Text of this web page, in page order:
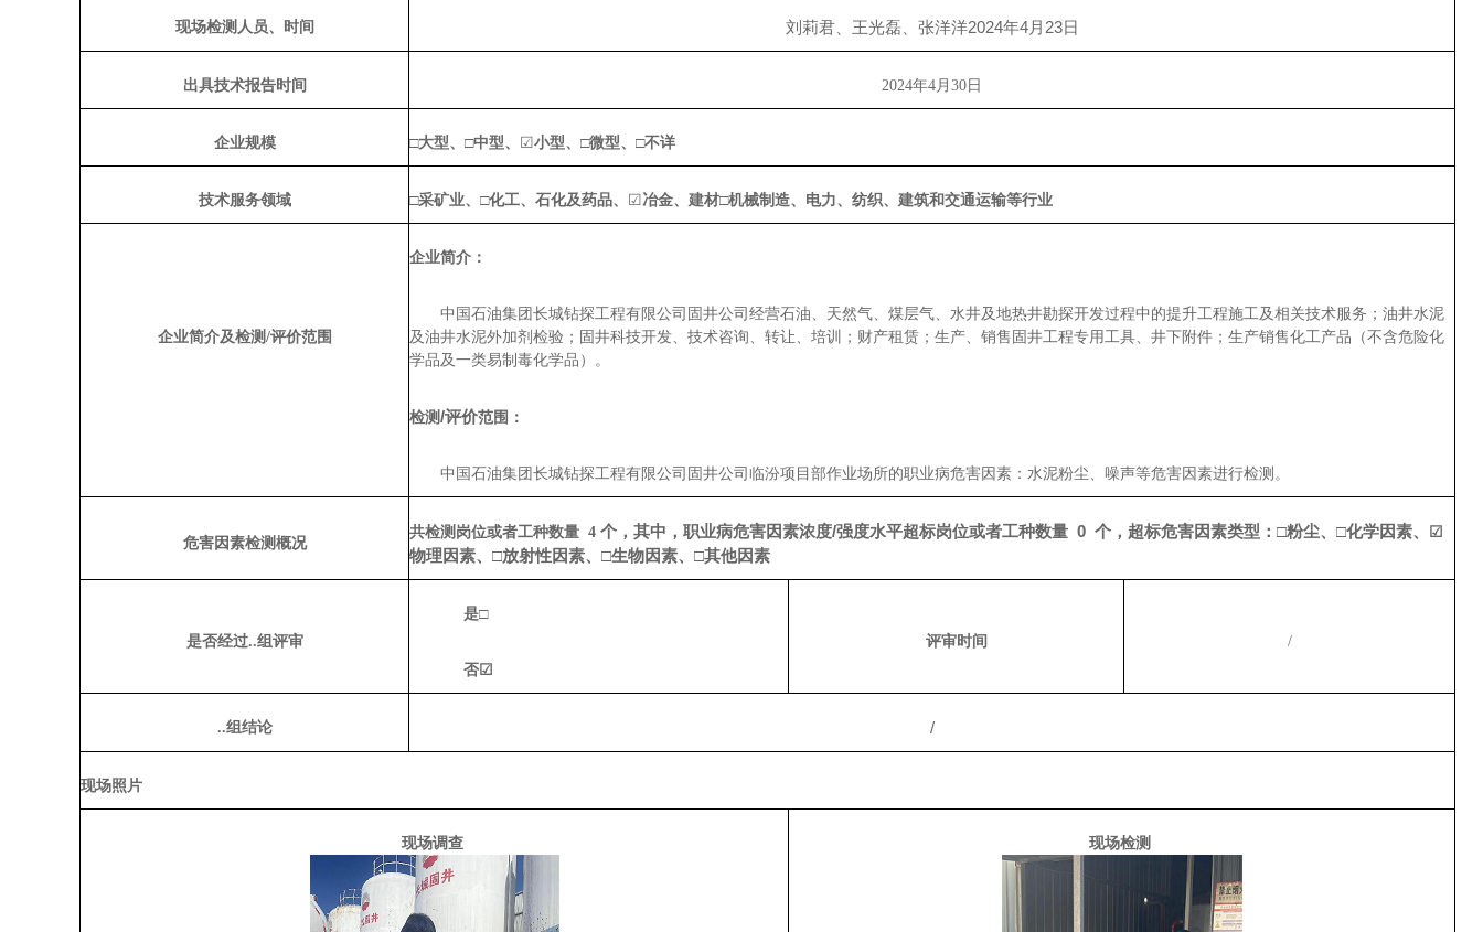
现场检测人员、时间 刘莉君、王光磊、张洋洋2024年4月23日
出具技术报告时间 2024年4月30日
企业规模 □大型、 □中型、 ☑小型、 □微型、 □不详
技术服务领域 □采矿业、 □化工、石化及药品、 ☑冶金、建材□机械制造、电力、纺织、建筑和交通运输等行业
企业简介及检测/评价范围
企业简介：
中国石油集团长城钻探工程有限公司固井公司经营石油、天然气、煤层气、水井及地热井勘探开发过程中的提升工程施工及相关技术服务；油井水泥
及油井水泥外加剂检验；固井科技开发、技术咨询、转让、培训；财产租赁；生产、销售固井工程专用工具、井下附件；生产销售化工产品（不含危险化
学品及一类易制毒化学品） 。
检测/评价范围：
中国石油集团长城钻探工程有限公司固井公司临汾项目部作业场所的职业病危害因素：水泥粉尘、噪声等危害因素进行检测。
危害因素检测概况
共检测岗位或者工种数量 4 个，其中，职业病危害因素浓度/强度水平超标岗位或者工种数量 0 个，超标危害因素类型： □粉尘、□化学因素、 ☑
物理因素、 □放射性因素、□生物因素、□其他因素
是否经过..组评审
是□
否☑
评审时间 /
..组结论 /
现场照片
现场调查 现场检测